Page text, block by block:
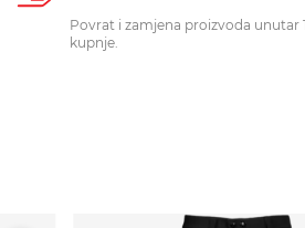
Povrat i zamjena proizvoda unutar
kupnje.